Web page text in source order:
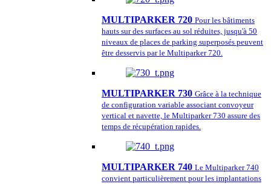
MULTIPARKER 720 Pour les bâtiments
hauts sur des surfaces au sol réduites, jusqu'à 50
niveaux de places de parking superposés peuvent
être desservis par le Multiparker 720.
MULTIPARKER 730 Grâce à la technique
de configuration variable associant convoyeur
vertical et navette, le Multiparker 730 assure des
temps de récupération rapides.
MULTIPARKER 740 Le Multiparker 740
convient particulièrement pour les implantations